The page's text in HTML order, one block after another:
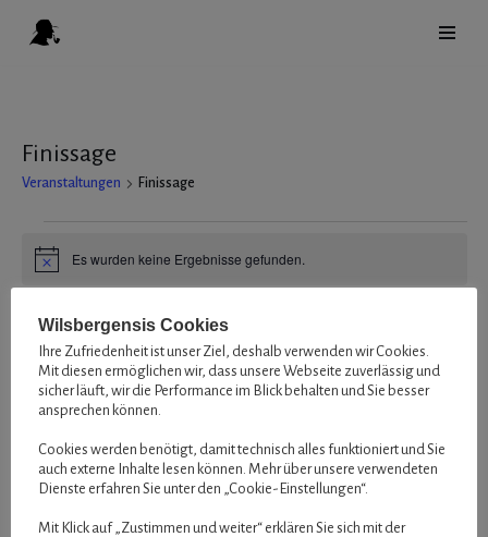
Finissage
Veranstaltungen Finissage
HinweisEs wurden keine Ergebnisse gefunden.
Anstehende
Datum
wählen.
VorherigeVeranstaltungen Heute
Nächste
Kalender abonnieren
Wilsbergensis Cookies
Ihre Zufriedenheit ist unser Ziel, deshalb verwenden wir Cookies.
Mit diesen ermöglichen wir, dass unsere Webseite zuverlässig und
sicher läuft, wir die Performance im Blick behalten und Sie besser
ansprechen können.
Cookies werden benötigt, damit technisch alles funktioniert und Sie
auch externe Inhalte lesen können. Mehr über unsere verwendeten
Dienste erfahren Sie unter den „Cookie-Einstellungen“.
Mit Klick auf „Zustimmen und weiter“ erklären Sie sich mit der